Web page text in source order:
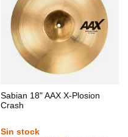
Sabian 18" AAX X-Plosion
Crash
Sin stock